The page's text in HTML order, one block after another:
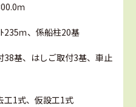
ｍ
係船柱20基
しご取付3基、車止
仮設工1式